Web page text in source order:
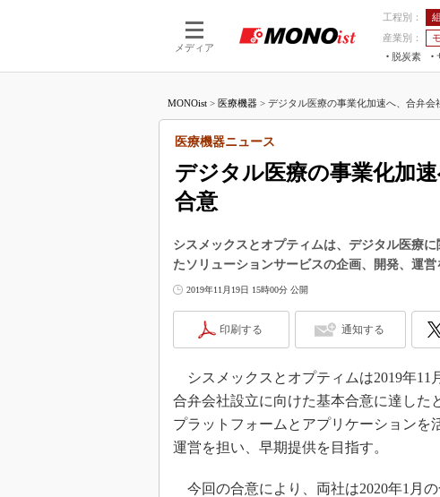
メディア
工程別：
産業別：
脱炭素
つながる工場AI×設備保全
MONOist > 医療機器 > デジタル医療の事業化加速へ、合弁会
デジタル医療の事業化加
合意
医療機器ニュース
シスメックスとオプティムは、デジタル医療
たソリューションサービスの企画、開発、運
2019年11月19日 15時00分 公開
印刷する 通知する
シスメックスとオプティムは2019年11
合弁会社設立に向けた基本合意に達した
プラットフォームとアプリケーションを
運営を担い、早期提供を目指す。
今回の合意により、両社は2020年1月